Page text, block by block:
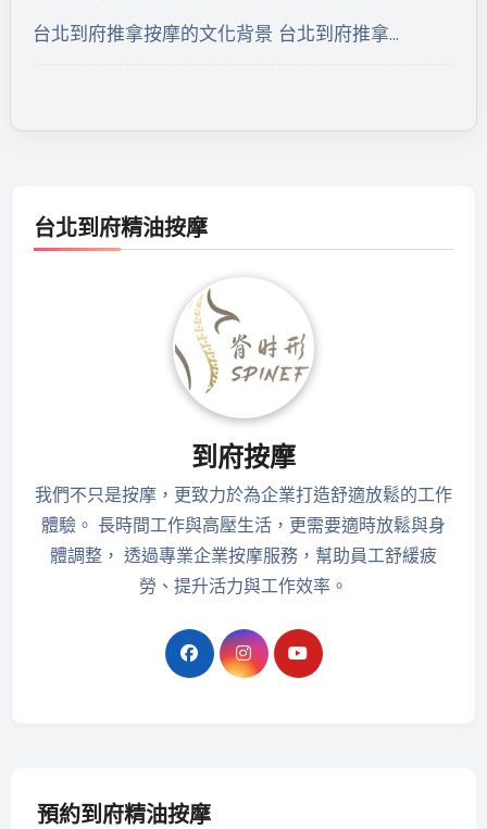
台北到府推拿按摩的文化背景 台北到府推拿…
台北到府精油按摩
到府按摩
我們不只是按摩，更致力於為企業打造舒適放鬆的工作
體驗。 長時間工作與高壓生活，更需要適時放鬆與身
體調整， 透過專業企業按摩服務，幫助員工舒緩疲
勞、提升活力與工作效率。
預約到府精油按摩